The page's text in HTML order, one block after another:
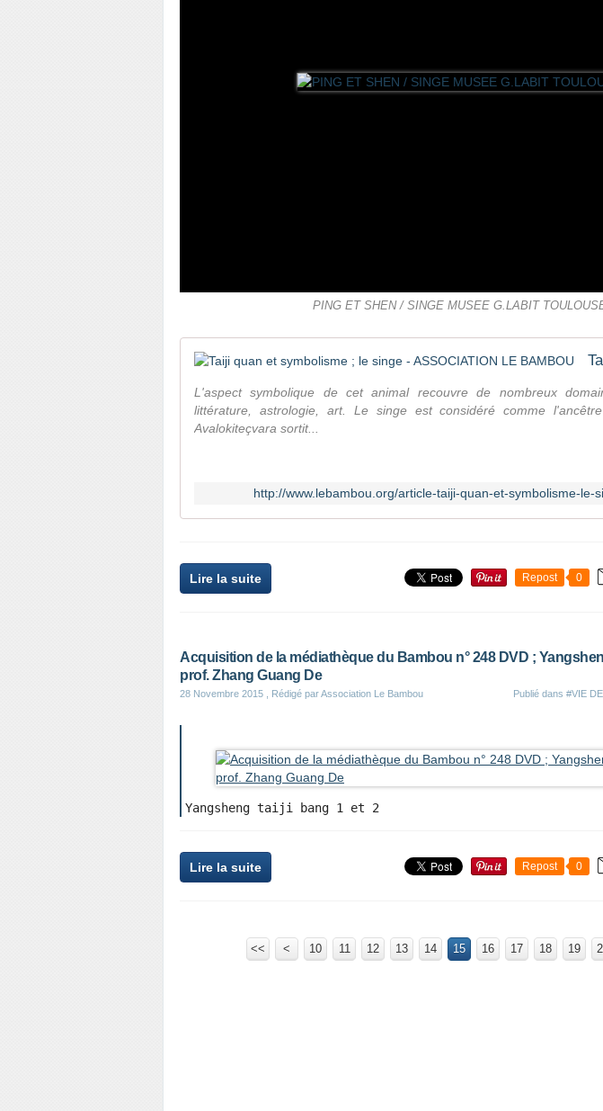
PING ET SHEN / SINGE MUSEE G.LABIT
L'aspect symbolique de cet animal recouvre de nombreux
littérature, astrologie, art. Le singe est considéré comme
Avalokiteçvara sortit...
http://www.lebambou.org/article-taiji-quan-et-symbolisme-le-
Lire la suite Repost 0
Acquisition de la médiathèque du Bambou n° 248 DVD ;
prof. Zhang Guang De
28 Novembre 2015 , Rédigé par Association Le Bambou Publié dans #VIE
Yangsheng taiji bang 1 et 2
Lire la suite Repost 0
<< < 10 11 12 13 14 15 16 17 18 19